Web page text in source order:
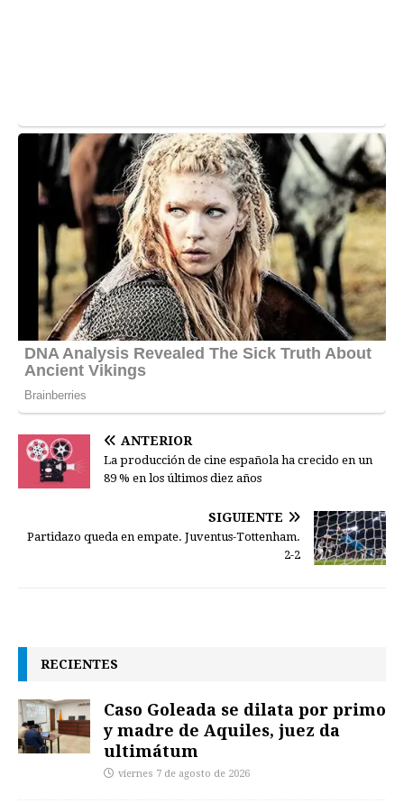
ANTERIOR
La producción de cine española ha crecido en un
89 % en los últimos diez años
SIGUIENTE
Partidazo queda en empate. Juventus-Tottenham.
2-2
RECIENTES
Caso Goleada se dilata por primo
y madre de Aquiles, juez da
ultimátum
viernes 7 de agosto de 2026